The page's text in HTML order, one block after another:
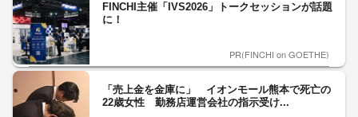
FINCHI主催「IVS2026」トークセッションが話題
に！
PR(FINCHI on GOETHE)
「売上金を金庫に」 イオンモール熊本で死亡の
22歳女性 勤務店運営会社の指示受け...